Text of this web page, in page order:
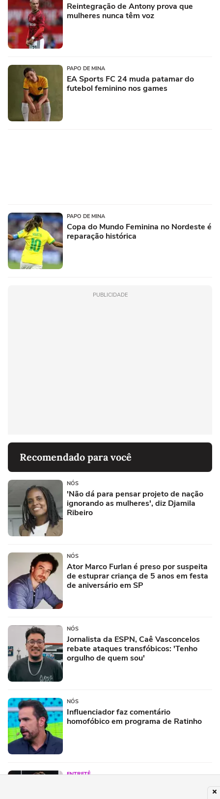
Reintegração de Antony prova que
mulheres nunca têm voz
PAPO DE MINA
EA Sports FC 24 muda patamar do
futebol feminino nos games
PAPO DE MINA
Copa do Mundo Feminina no Nordeste é
reparação histórica
PUBLICIDADE
Recomendado para você
NÓS
'Não dá para pensar projeto de nação
ignorando as mulheres', diz Djamila
Ribeiro
NÓS
Ator Marco Furlan é preso por suspeita
de estuprar criança de 5 anos em festa
de aniversário em SP
NÓS
Jornalista da ESPN, Caê Vasconcelos
rebate ataques transfóbicos: 'Tenho
orgulho de quem sou'
NÓS
Influenciador faz comentário
homofóbico em programa de Ratinho
ENTRETÊ